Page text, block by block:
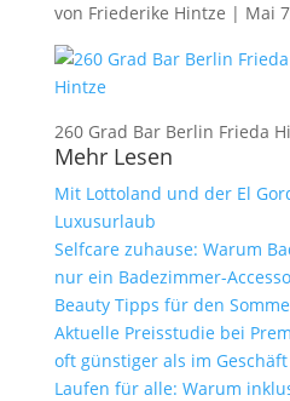
von Friederike Hintze | Mai
260 Grad Bar Berlin Frieda
Mehr Lesen
Mit Lottoland und der El
Luxusurlaub
Selfcare zuhause: Warum
nur ein Badezimmer-
Beauty Tipps für den
Aktuelle Preisstudie bei
oft günstiger als im Geschäft
Laufen für alle: Warum